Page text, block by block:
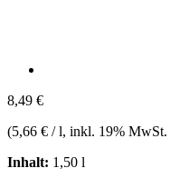
8,49 €
(5,66 € / l, inkl. 19% MwSt.
Inhalt: 1,50 l